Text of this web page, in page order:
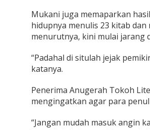
Mukani juga memaparkan
hidupnya menulis 23 kitab
menurutnya, kini mulai jarang
“Padahal di situlah jejak
katanya.
Penerima Anugerah Tokoh
mengingatkan agar para
“Jangan mudah masuk angin